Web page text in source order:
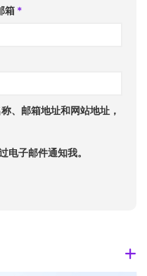
箱 *
、邮箱地址和网站地址，
电子邮件通知我。